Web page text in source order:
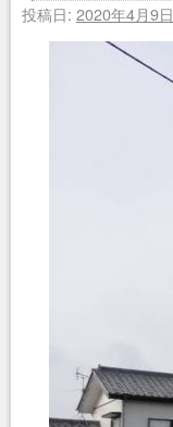
投稿日: 2020年4月9日